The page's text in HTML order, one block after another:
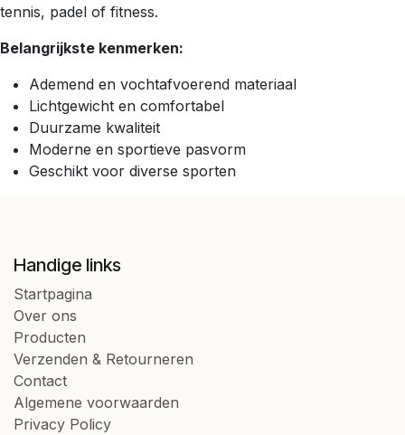
tennis, padel of fitness.
Belangrijkste kenmerken:
Ademend en vochtafvoerend materiaal
Lichtgewicht en comfortabel
Duurzame kwaliteit
Moderne en sportieve pasvorm
Geschikt voor diverse sporten
Handige links
Startpagina
Over ons
Producten
Verzenden & Retourneren
Contact
Algemene voorwaarden
Privacy Policy